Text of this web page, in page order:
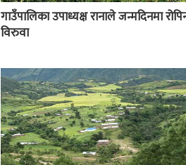
गाउँपालिका उपाध्यक्ष रानाले जन्मदिनमा
विरुवा